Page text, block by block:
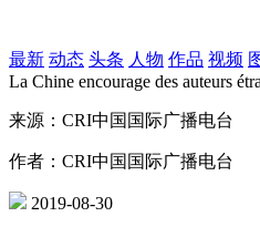
最新 动态 头条 人物 作品 视频
La Chine encourage des auteurs
来源：CRI中国国际广播电台
作者：CRI中国国际广播电台
2019-08-30